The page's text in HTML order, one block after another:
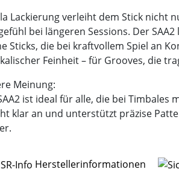
Lackierung verleiht dem Stick nicht
bei längeren Sessions. Der
Sticks, die bei kraftvollem Spiel an
Feinheit – für Grooves, die
Meinung:
ist ideal für alle, die bei Timbales
klar an und unterstützt präzise
Herstellerinformationen